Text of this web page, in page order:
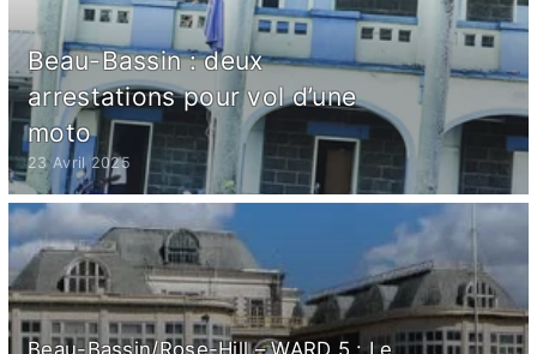
Beau-Bassin : deux
arrestations pour vol d’une
moto
23 Avril 2025
Beau-Bassin/Rose-Hill – WARD 5 : Le